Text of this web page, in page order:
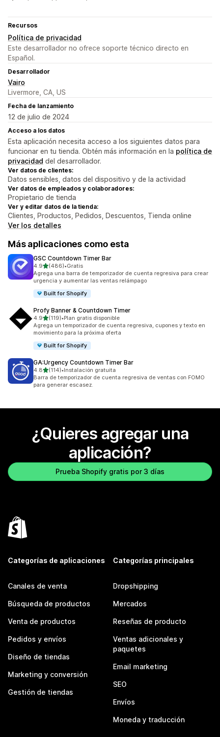
Recursos
Política de privacidad
Este desarrollador no ofrece soporte técnico directo en
Español.
Desarrollador
Vairo
Livermore, CA, US
Fecha de lanzamiento
12 de julio de 2024
Acceso a los datos
Esta aplicación necesita acceso a los siguientes datos para
funcionar en tu tienda. Obtén más información en la política de
privacidad del desarrollador.
Ver datos de clientes:
Datos sensibles, datos del dispositivo y de la actividad
Ver datos de empleados y colaboradores:
Propietario de tienda
Ver y editar datos de la tienda:
Clientes, Productos, Pedidos, Descuentos, Tienda online
Ver los detalles
Más aplicaciones como esta
GSC Countdown Timer Bar
4.9de 5 estrellas
(486)
486 reseñas en total
•Gratis
Agrega una barra de temporizador de cuenta regresiva para crear
urgencia y aumentar las ventas relámpago
Built for Shopify
Profy Banner & Countdown Timer
4.9de 5 estrellas
(119)
119 reseñas en total
•Plan gratis disponible
Agrega un temporizador de cuenta regresiva, cupones y texto en
movimiento para la próxima oferta
Built for Shopify
GA:Urgency Countdown Timer Bar
4.8de 5 estrellas
(114)
114 reseñas en total
•Instalación gratuita
Barra de temporizador de cuenta regresiva de ventas con FOMO
para generar escasez.
¿Quieres agregar una
aplicación?
Prueba Shopify gratis por 3 días
Categorías de aplicaciones
Canales de venta
Búsqueda de productos
Venta de productos
Pedidos y envíos
Diseño de tiendas
Marketing y conversión
Gestión de tiendas
Categorías principales
Dropshipping
Mercados
Reseñas de producto
Ventas adicionales y
paquetes
Email marketing
SEO
Envíos
Moneda y traducción